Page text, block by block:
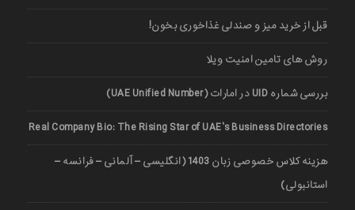
قبل از خرید میز و صندلی غذاخوری بخون!
روش های تامین امنیت ویلا
بررسی شماره UID در امارات (UAE Unified Number)
Real Company Bio: The Rising Star of UAE’s Business Directories
هزینه کلاس خصوصی زبان 1403 (انگلیسی – آلمانی – فرانسه –
استانبولی)